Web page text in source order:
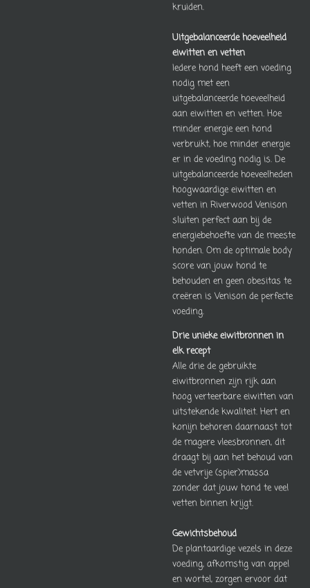
kruiden.
Uitgebalanceerde hoeveelheid
eiwitten en vetten
Iedere hond heeft een voeding
nodig met een
uitgebalanceerde hoeveelheid
aan eiwitten en vetten. Hoe
minder energie een hond
verbruikt, hoe minder energie
er in de voeding nodig is. De
uitgebalanceerde hoeveelheden
hoogwaardige eiwitten en
vetten in Riverwood Venison
sluiten perfect aan bij de
energiebehoefte van de meeste
honden. Om de optimale body
score van jouw hond te
behouden en geen obesitas te
creëren is Venison de perfecte
voeding.
Drie unieke eiwitbronnen in
elk recept
Alle drie de gebruikte
eiwitbronnen zijn rijk aan
hoog verteerbare eiwitten van
uitstekende kwaliteit. Hert en
konijn behoren daarnaast tot
de magere vleesbronnen, dit
draagt bij aan het behoud van
de vetvrije (spier)massa
zonder dat jouw hond te veel
vetten binnen krijgt.
Gewichtsbehoud
De plantaardige vezels in deze
voeding, afkomstig van appel
en wortel, zorgen ervoor dat